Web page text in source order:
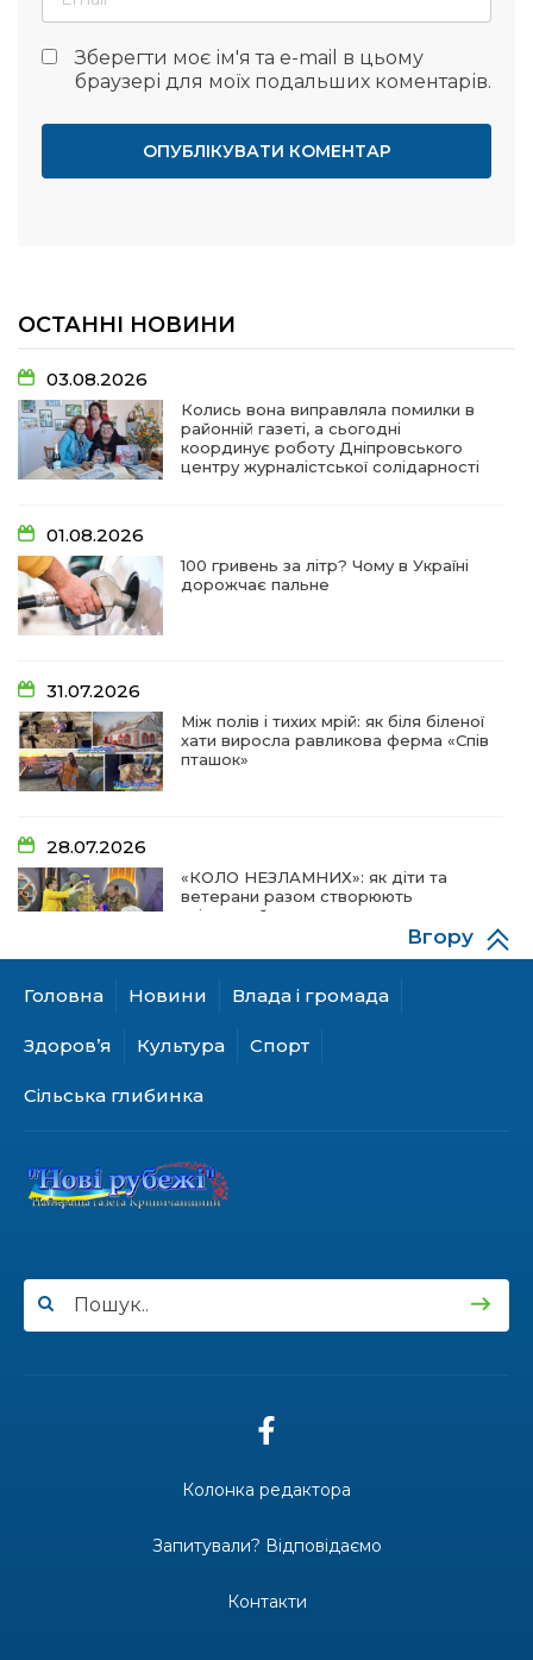
Зберегти моє ім'я та e-mail в цьому
браузері для моїх подальших коментарів.
ОСТАННІ НОВИНИ
03.08.2026
Колись вона виправляла помилки в
районній газеті, а сьогодні
координує роботу Дніпровського
центру журналістської солідарності
01.08.2026
100 гривень за літр? Чому в Україні
дорожчає пальне
31.07.2026
Між полів і тихих мрій: як біля біленої
хати виросла равликова ферма «Спів
пташок»
28.07.2026
«КОЛО НЕЗЛАМНИХ»: як діти та
ветерани разом створюють
унікальний телепроєкт
18.07.2026
Криничанської громади за
100-ий день народження відзначила
жителька Первозванівки Олена
16.07.2026
ДОЩІ СТРИМУЮТЬ ЖНИВА
Головна Новини Влада і громада
Здоров’я Культура Спорт
Сільська глибинка
Вгору
Колонка редактора
Запитували? Відповідаємо
Контакти